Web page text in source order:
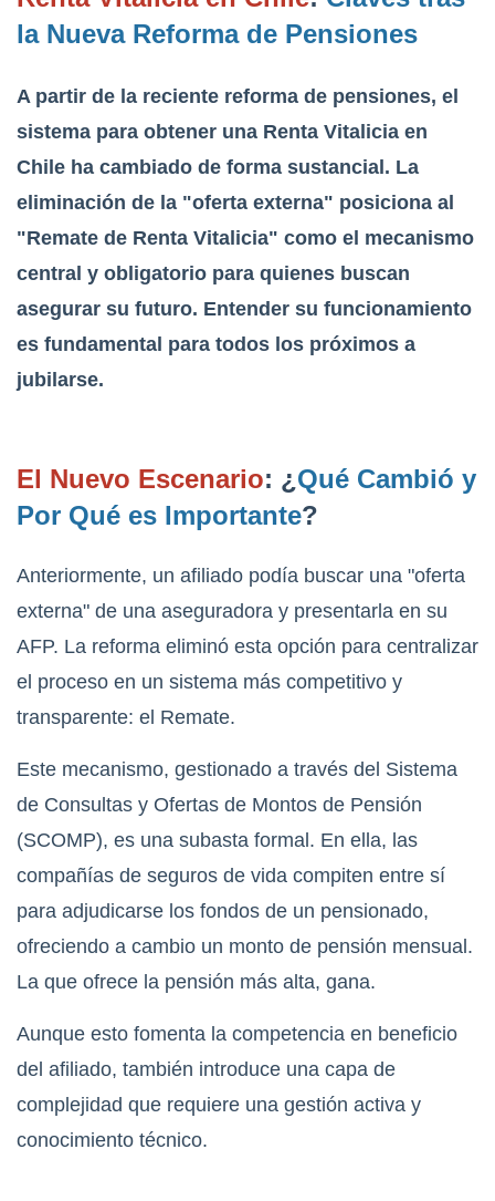
la Nueva Reforma de Pensiones
A partir de la reciente reforma de pensiones, el
sistema para obtener una Renta Vitalicia en
Chile ha cambiado de forma sustancial. La
eliminación de la "oferta externa" posiciona al
"Remate de Renta Vitalicia" como el mecanismo
central y obligatorio para quienes buscan
asegurar su futuro. Entender su funcionamiento
es fundamental para todos los próximos a
jubilarse.
El Nuevo Escenario: ¿ Qué Cambió y
Por Qué es Importante?
Anteriormente, un afiliado podía buscar una "oferta
externa" de una aseguradora y presentarla en su
AFP. La reforma eliminó esta opción para centralizar
el proceso en un sistema más competitivo y
transparente: el Remate.
Este mecanismo, gestionado a través del Sistema
de Consultas y Ofertas de Montos de Pensión
(SCOMP), es una subasta formal. En ella, las
compañías de seguros de vida compiten entre sí
para adjudicarse los fondos de un pensionado,
ofreciendo a cambio un monto de pensión mensual.
La que ofrece la pensión más alta, gana.
Aunque esto fomenta la competencia en beneficio
del afiliado, también introduce una capa de
complejidad que requiere una gestión activa y
conocimiento técnico.